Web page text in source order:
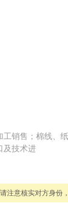
销售；棉线、
及技术进
注意核实对方身份